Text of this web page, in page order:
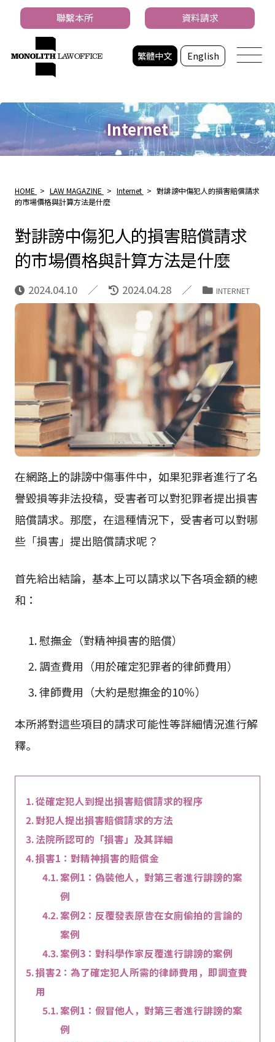
繁體中文 English
聯繫本所 資料請求
Internet
HOME > LAW MAGAZINE > Internet > 對誹謗中傷犯人的損害賠償請求
的市場價格與計算方法是什麼
對誹謗中傷犯人的損害賠償請求
的市場價格與計算方法是什麼
2024.04.10 2024.04.28 INTERNET
在網路上的誹謗中傷事件中，如果犯罪者進行了名
譽毀損等非法投稿，受害者可以對犯罪者提出損害
賠償請求。那麼，在這種情況下，受害者可以對哪
些「損害」提出賠償請求呢？
首先給出結論，基本上可以請求以下各項金額的總
和：
慰撫金（對精神損害的賠償）
調查費用（用於確定犯罪者的律師費用）
律師費用（大約是慰撫金的10％）
本所將對這些項目的請求可能性等詳細情況進行解
釋。
從確定犯人到提出損害賠償請求的程序
對犯人提出損害賠償請求的方法
法院所認可的「損害」及其詳細
損害1：對精神損害的賠償金
案例1：偽裝他人，對第三者進行誹謗的案
例
案例2：反覆發表原告在女廁偷拍的言論的
案例
案例3：對科學作家反覆進行誹謗的案例
損害2：為了確定犯人所需的律師費用，即調查費
用
案例1：假冒他人，對第三者進行誹謗的案
例